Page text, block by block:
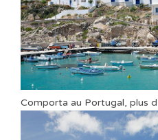
Comporta au Portugal, plus